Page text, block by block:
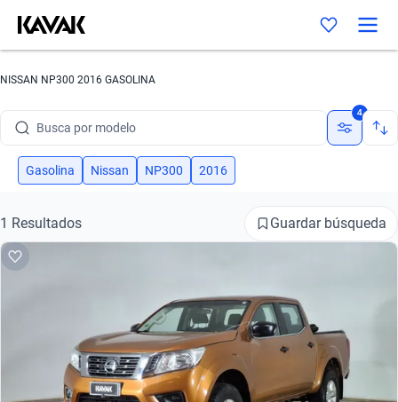
NISSAN NP300 2016 GASOLINA
Busca por modelo
Busca por versión
Busca por marca
Busca por versión
Busca por año
4
Gasolina Nissan NP300 2016
1 Resultados Guardar búsqueda